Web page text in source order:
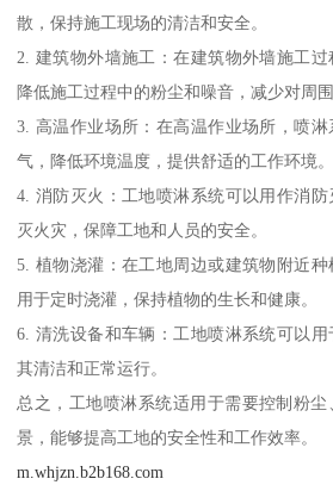
散，保持施工现场的清洁和安全。
2. 建筑物外墙施工：在建筑物外墙施工
降低施工过程中的粉尘和噪音，减少对周围
3. 高温作业场所：在高温作业场所，喷
气，降低环境温度，提供舒适的工作环境。
4. 消防灭火：工地喷淋系统可以用作消
灭火灾，保障工地和人员的安全。
5. 植物浇灌：在工地周边或建筑物附近
用于定时浇灌，保持植物的生长和健康。
6. 清洗设备和车辆：工地喷淋系统可以
其清洁和正常运行。
总之，工地喷淋系统适用于需要控制粉
景，能够提高工地的安全性和工作效率。
m.whjzn.b2b168.com